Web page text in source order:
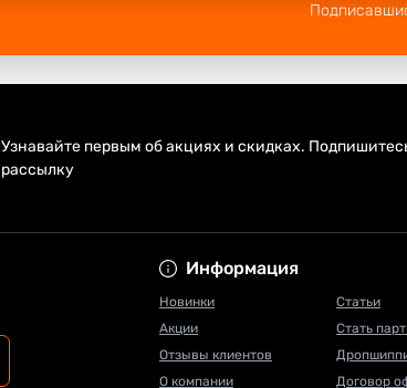
Узнавайте первым об акциях и скидках.
рассылку
Информация
Новинки
Акции
Отзывы клиентов
О компании
Статьи
Стать
Договор